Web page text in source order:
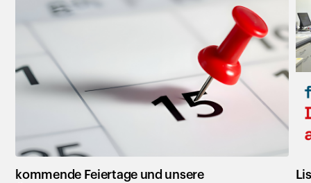
kommende Feiertage und unsere